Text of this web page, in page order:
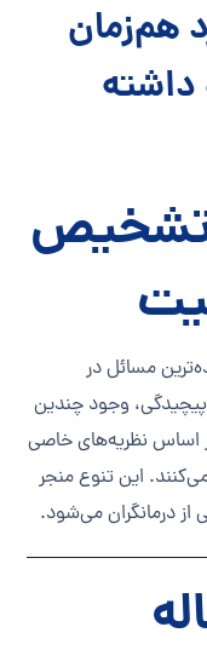
هم‌زمان
تشخیص
مسائل در
پیچیدگی، وجود چندین
نظریه‌های خاصی
این تنوع منجر
از درمانگران می‌شود.